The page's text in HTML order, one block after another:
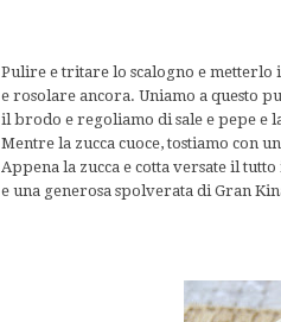
Pulire e tritare lo scalogno e metterlo
e rosolare ancora. Uniamo a questo
il brodo e regoliamo di sale e pepe e
Mentre la zucca cuoce, tostiamo con
Appena la zucca e cotta versate il
e una generosa spolverata di Gran